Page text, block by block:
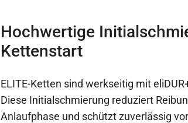
Hochwertige
Kettenstart
ELITE-Ketten sind werkseitig mit
Diese Initialschmierung reduziert
Anlaufphase und schützt zuverlässig